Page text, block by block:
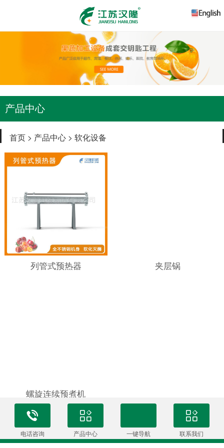
产品中心
首页> 产品中心> 软化设备
列管式预热器 夹层锅
螺旋连续预煮机
3 条记录 1/1 页
电话咨询 产品中心 一键导航 联系我们